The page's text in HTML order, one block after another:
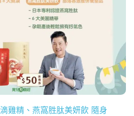
雞精、燕窩胜肽美妍飲 隨身